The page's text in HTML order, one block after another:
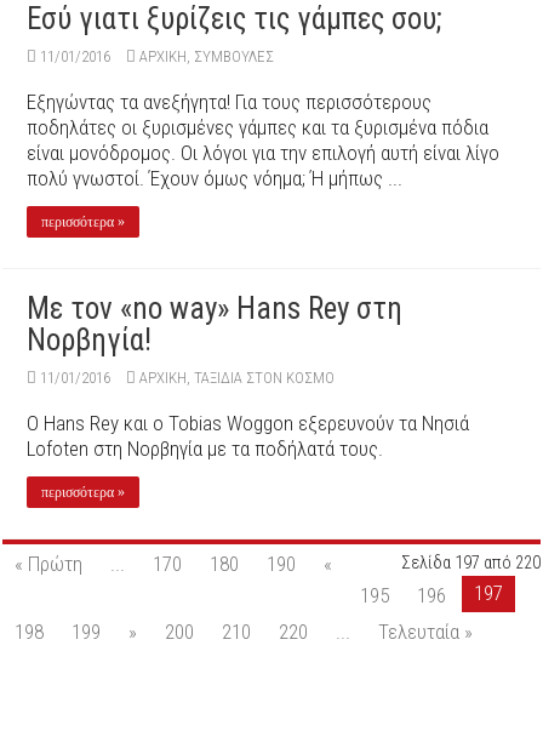
Εσύ γιατι ξυρίζεις τις γάμπες σου;
11/01/2016 ΑΡΧΙΚΉ, ΣΥΜΒΟΥΛΕΣ
Εξηγώντας τα ανεξήγητα! Για τους περισσότερους
ποδηλάτες οι ξυρισμένες γάμπες και τα ξυρισμένα πόδια
είναι μονόδρομος. Οι λόγοι για την επιλογή αυτή είναι λίγο
πολύ γνωστοί. Έχουν όμως νόημα; Ή μήπως ...
περισσότερα »
Με τον «no way» Hans Rey στη
Νορβηγία!
11/01/2016 ΑΡΧΙΚΉ,ΤΑΞΙΔΙΑ ΣΤΟΝ ΚΟΣΜΟ
O Hans Rey και ο Tobias Woggon εξερευνούν τα Νησιά
Lofoten στη Νορβηγία με τα ποδήλατά τους.
περισσότερα »
Σελίδα 197 από 220
« Πρώτη ... 170 180 190
«
195
196
197
198
199 » 200 210 220 ... Τελευταία »